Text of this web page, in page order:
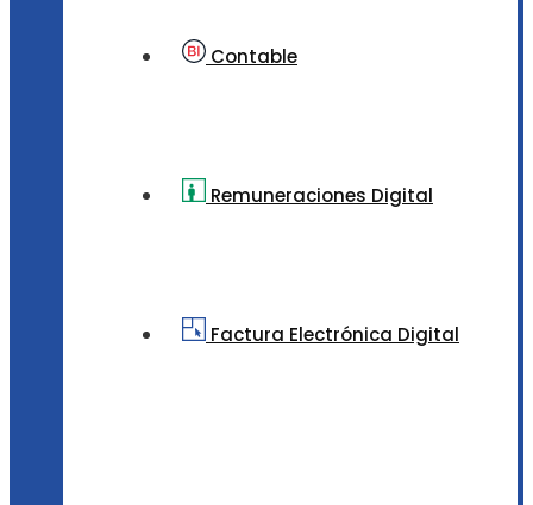
Contable
Remuneraciones Digital
Factura Electrónica Digital